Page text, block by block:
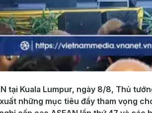
tại Kuala Lumpur, ngày 8/8, Thủ
những mục tiêu đầy tham vọng